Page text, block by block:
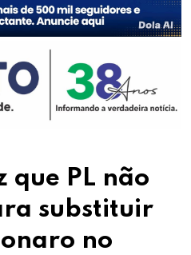
que PL não
substituir
no